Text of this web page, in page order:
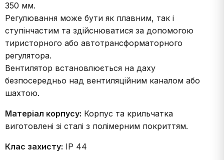
350 мм.
Регулювання може бути як плавним, так і
ступінчастим та здійснюватися за допомогою
тиристорного або автотрансформаторного
регулятора.
Вентилятор встановлюється на даху
безпосередньо над вентиляційним каналом або
шахтою.
Матеріал корпусу: Корпус та крильчатка
виготовлені зі сталі з полімерним покриттям.
Клас захисту: IP 44